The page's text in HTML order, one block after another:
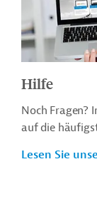
Hilfe
Noch Fragen?
auf die
Lesen Sie